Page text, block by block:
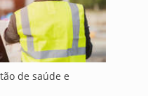
de saúde e